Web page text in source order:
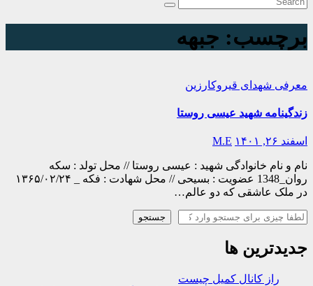
برچسب: جبهه
معرفی شهدای قیروکارزین
زندگینامه شهید عیسی روستا
اسفند ۲۶, ۱۴۰۱ M.E
نام و نام خانوادگی شهید : عیسی روستا // محل تولد : سکه
روان_1348 عضویت : بسیحی // محل شهادت : فکه _ ۱۳۶۵/۰۲/۲۴
در ملک عاشقی که دو عالم…
جستجو
جستجو
جدیدترین ها
راز کانال کمیل چیست